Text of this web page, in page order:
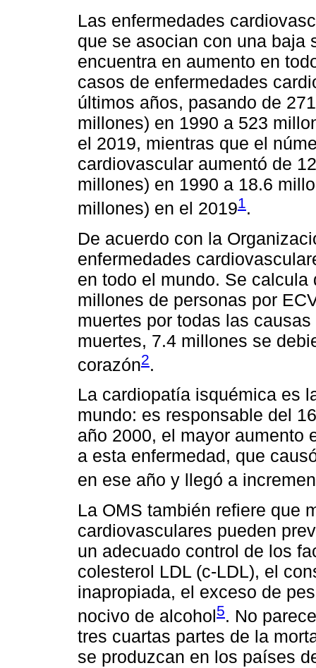
Las enfermedades
que se asocian con una baja
encuentra en aumento en
casos de enfermedades
últimos años, pasando de
millones) en 1990 a 523
el 2019, mientras que el
cardiovascular aumentó de
millones) en 1990 a 18.6
millones) en el 20191.
De acuerdo con la
enfermedades
en todo el mundo. Se
millones de personas por
muertes por todas las
muertes, 7.4 millones se
corazón2.
La cardiopatía isquémica es
mundo: es responsable del
año 2000, el mayor aumento
a esta enfermedad, que
en ese año y llegó a
La OMS también refiere que
cardiovasculares pueden
un adecuado control de los
colesterol LDL (c-LDL), el
inapropiada, el exceso de
nocivo de alcohol5. No
tres cuartas partes de la
se produzcan en los países